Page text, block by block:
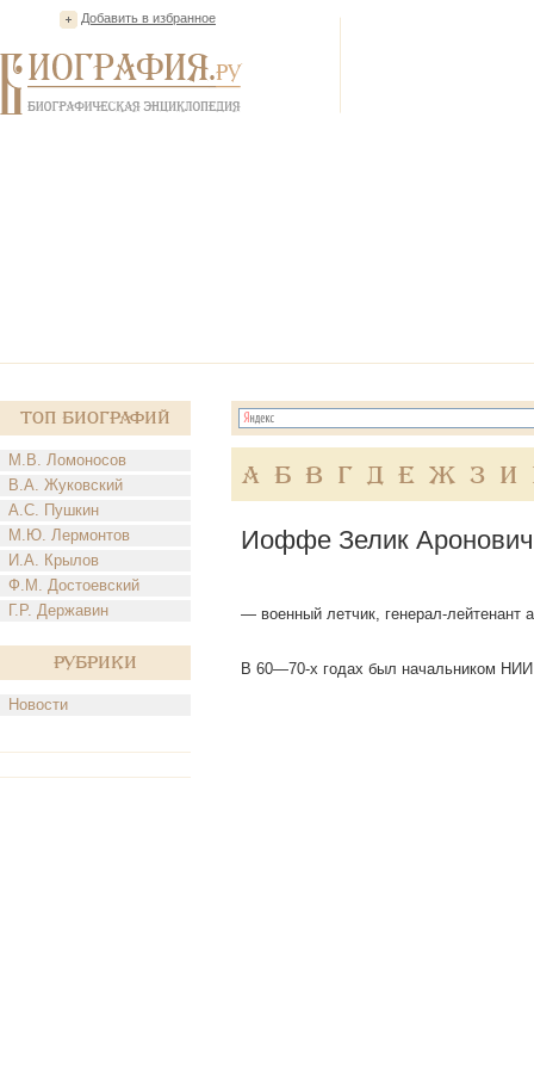
Добавить в избранное
Топ Биографий
М.В. Ломоносов
В.А. Жуковский
А.С. Пушкин
М.Ю. Лермонтов
И.А. Крылов
Ф.М. Достоевский
Г.Р. Державин
Рубрики
Новости
А Б В Г Д Е Ж З И
Иоффе Зелик Аронович
— военный летчик, генерал-лейтенант
В 60—70-х годах был начальником